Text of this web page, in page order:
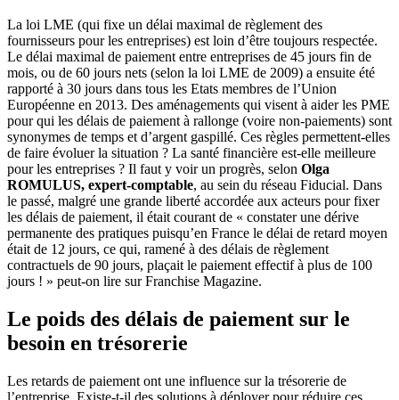
La loi LME (qui fixe un délai maximal de règlement des
fournisseurs pour les entreprises) est loin d’être toujours respectée.
Le délai maximal de paiement entre entreprises de 45 jours fin de
mois, ou de 60 jours nets (selon la loi LME de 2009) a ensuite été
rapporté à 30 jours dans tous les Etats membres de l’Union
Européenne en 2013. Des aménagements qui visent à aider les PME
pour qui les délais de paiement à rallonge (voire non-paiements) sont
synonymes de temps et d’argent gaspillé. Ces règles permettent-elles
de faire évoluer la situation ? La santé financière est-elle meilleure
pour les entreprises ? Il faut y voir un progrès, selon Olga
ROMULUS, expert-comptable, au sein du réseau Fiducial. Dans
le passé, malgré une grande liberté accordée aux acteurs pour fixer
les délais de paiement, il était courant de « constater une dérive
permanente des pratiques puisqu’en France le délai de retard moyen
était de 12 jours, ce qui, ramené à des délais de règlement
contractuels de 90 jours, plaçait le paiement effectif à plus de 100
jours ! » peut-on lire sur Franchise Magazine.
Le poids des délais de paiement sur le
besoin en trésorerie
Les retards de paiement ont une influence sur la trésorerie de
l’entreprise. Existe-t-il des solutions à déployer pour réduire ces